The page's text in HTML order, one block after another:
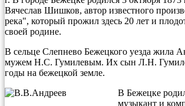
Вячеслав Шишков, автор известного
река", который прожил здесь 20 лет и
своей родине.
В сельце Слепнево Бежецкого уезда жила
мужем Н.С. Гумилевым. Их сын Л.Н.
годы на бежецкой земле.
В Бежецке
музыкант и